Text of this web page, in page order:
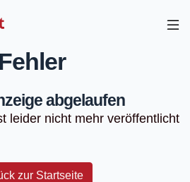
Fehler
abgelaufen
leider nicht mehr veröffentlicht
zur Startseite